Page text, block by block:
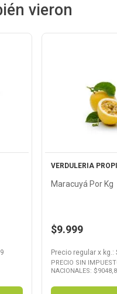
vieron
Ver
VERDULERIA
Maracuyá Por Kg
$9.999
Precio regular x kg.:
PRECIO SIN
NACIONALES: $